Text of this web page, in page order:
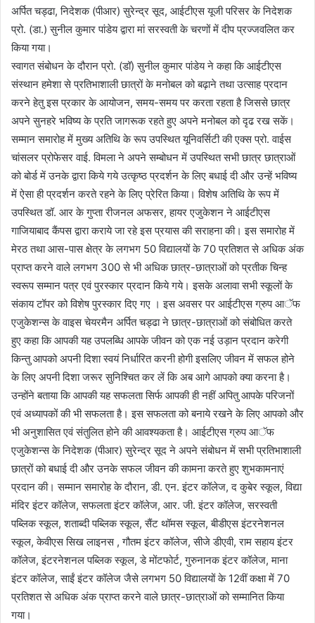
अर्पित चड्ढा, निदेशक (पीआर) सुरेन्द्र सूद, आईटीएस यूजी परिसर के निदेशक
प्रो. (डा.) सुनील कुमार पांडेय द्वारा मां सरस्वती के चरणों में दीप प्रज्जवलित कर
किया गया।
स्वागत संबोधन के दौरान प्रो. (डॉ) सुनील कुमार पांडेय ने कहा कि आईटीएस
संस्थान हमेशा से प्रतिभाशाली छात्रों के मनोबल को बढ़ाने तथा उत्साह प्रदान
करने हेतु इस प्रकार के आयोजन, समय-समय पर करता रहता है जिससे छात्र
अपने सुनहरे भविष्य के प्रति जागरूक रहते हुए अपने मनोबल को दृढ रख सकें।
सम्मान समारोह में मुख्य अतिथि के रूप उपस्थित यूनिवर्सिटी की एक्स प्रो. वाईस
चांसलर प्रोफेसर वाई. विमला ने अपने सम्बोधन में उपस्थित सभी छात्र छात्राओं
को बोर्ड में उनके द्वारा किये गये उत्कृष्ठ प्रदर्शन के लिए बधाई दी और उन्हें भविष्य
में ऐसा ही प्रदर्शन करते रहने के लिए प्रेरित किया। विशेष अतिथि के रूप में
उपस्थित डॉ. आर के गुप्ता रीजनल अफसर, हायर एजुकेशन ने आईटीएस
गाजियाबाद कैंपस द्वारा कराये जा रहे इस प्रयास की सराहना की। इस समारोह में
मेरठ तथा आस-पास क्षेत्र के लगभग 50 विद्यालयों के 70 प्रतिशत से अधिक अंक
प्राप्त करने वाले लगभग 300 से भी अधिक छात्र-छात्राओं को प्रतीक चिन्ह
स्वरूप सम्मान पत्र एवं पुरस्कार प्रदान किये गये। इसके अलावा सभी स्कूलों के
संकाय टॉपर को विशेष पुरस्कार दिए गए । इस अवसर पर आईटीएस ग्रुप आॅफ
एजुकेशन्स के वाइस चेयरमैन अर्पित चड्ढा ने छात्र-छात्राओं को संबोधित करते
हुए कहा कि आपकी यह उपलब्धि आपके जीवन को एक नई उड़ान प्रदान करेगी
किन्तु आपको अपनी दिशा स्वयं निर्धारित करनी होगी इसलिए जीवन में सफल होने
के लिए अपनी दिशा जरूर सुनिश्चित कर लें कि अब आगे आपको क्या करना है।
उन्होंने बताया कि आपकी यह सफलता सिर्फ आपकी ही नहीं अपितु आपके परिजनों
एवं अध्यापकों की भी सफलता है। इस सफलता को बनाये रखने के लिए आपको और
भी अनुशासित एवं संतुलित होने की आवश्यकता है। आईटीएस ग्रुप आॅफ
एजुकेशन्स के निदेशक (पीआर) सुरेन्द्र सूद ने अपने संबोधन में सभी प्रतिभाशाली
छात्रों को बधाई दी और उनके सफल जीवन की कामना करते हुए शुभकामनाएं
प्रदान की। सम्मान समारोह के दौरान, डी. एन. इंटर कॉलेज, द कुबेर स्कूल, विद्या
मंदिर इंटर कॉलेज, सफलता इंटर कॉलेज, आर. जी. इंटर कॉलेज, सरस्वती
पब्लिक स्कूल, शताब्दी पब्लिक स्कूल, सैंट थॉमस स्कूल, बीडीएस इंटरनेशनल
स्कूल, केवीएस सिख लाइनस , गौतम इंटर कॉलेज, सीजे डीएवी, राम सहाय इंटर
कॉलेज, इंटरनेशनल पब्लिक स्कूल, डे मोंटफोर्ट, गुरुनानक इंटर कॉलेज, माना
इंटर कॉलेज, साईं इंटर कॉलेज जैसे लगभग 50 विद्यालयों के 12वीं कक्षा में 70
प्रतिशत से अधिक अंक प्राप्त करने वाले छात्र-छात्राओं को सम्मानित किया
गया।